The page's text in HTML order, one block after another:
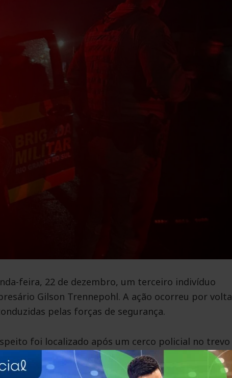
feira, 22 de dezembro, um terceiro indivíduo
Gilson Trennepohl. A ação ocorreu por volta
pelas forças de segurança.
foi localizado após um cerco policial no trevo
Ele estava escondido em uma área de mata,
GSI.